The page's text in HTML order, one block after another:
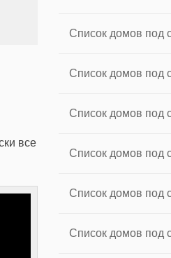
все
Список домов под
Список домов под
Список домов под
Список домов под
Список домов под
Список домов под